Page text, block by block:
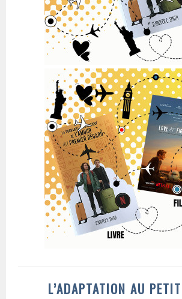
L’ADAPTATION AU